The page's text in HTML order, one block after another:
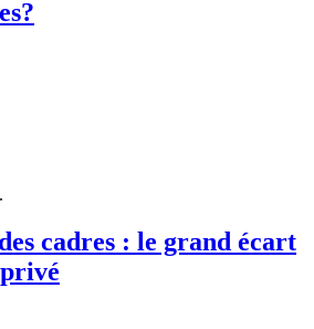
cadres : le grand écart